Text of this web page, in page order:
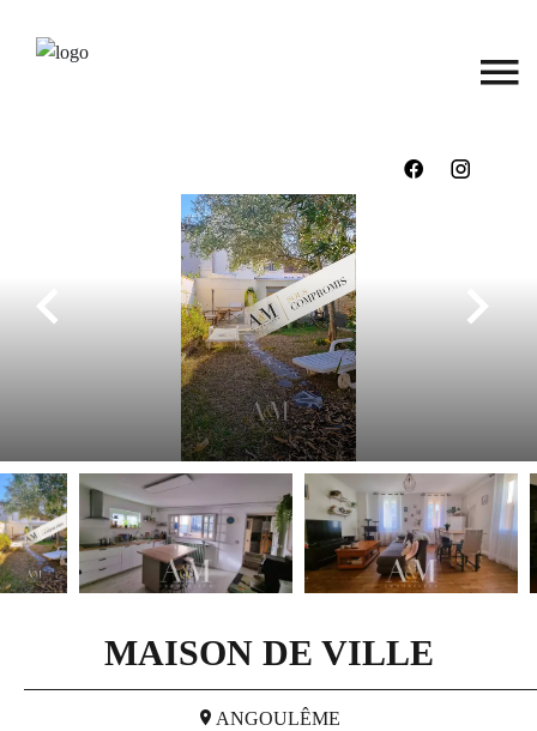
MAISON DE VILLE
ANGOULÊME